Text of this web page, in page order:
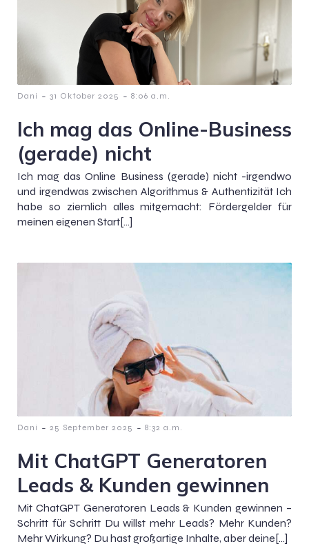
Dani - 31 Oktober 2025 - 8:06 a.m.
Ich mag das Online-Business
(gerade) nicht
Ich mag das Online Business (gerade) nicht -irgendwo
und irgendwas zwischen Algorithmus & Authentizität Ich
habe so ziemlich alles mitgemacht: Fördergelder für
meinen eigenen Start[…]
Dani - 25 September 2025 - 8:32 a.m.
Mit ChatGPT Generatoren
Leads & Kunden gewinnen
Mit ChatGPT Generatoren Leads & Kunden gewinnen –
Schritt für Schritt Du willst mehr Leads? Mehr Kunden?
Mehr Wirkung? Du hast großartige Inhalte, aber deine[…]